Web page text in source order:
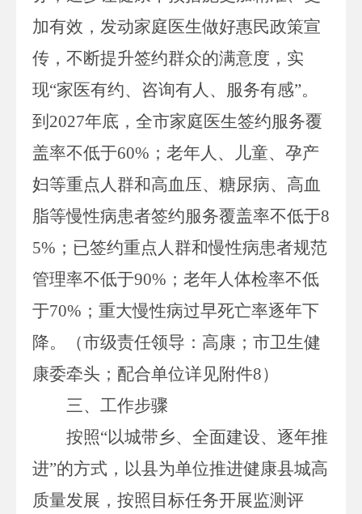
加有效，发动家庭医生做好惠民政策宣
传，不断提升签约群众的满意度，实
现“家医有约、咨询有人、服务有感”。
到 2027年底，全市家庭医生签约服务覆
盖率不低于60%；老年人、儿童、孕产
妇等重点人群和高血压、糖尿病、高血
脂等慢性病患者签约服务覆盖率不低于8
5%；已签约重点人群和慢性病患者规范
管理率不低于90%；老年人体检率不低
于70%；重大慢性病过早死亡率逐年下
降。（市级责任领导：高康； 市卫生健
康委牵头；配合单位详见附件8）
三、工作步骤
按照“以城带乡、 全面建设、 逐年推
进”的方式， 以县为单位推进健康县城高
质量发展，按照目标任务开展监测 评